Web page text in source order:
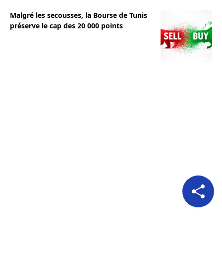
Malgré les secousses, la Bourse de Tunis
préserve le cap des 20 000 points